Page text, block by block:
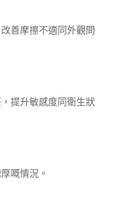
善摩擦不適同外觀問
提升敏感度同衛生狀
嘅情況。